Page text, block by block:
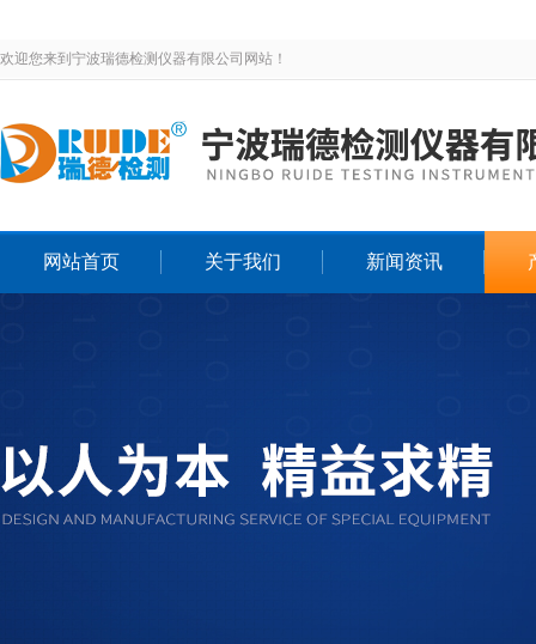
欢迎您来到宁波瑞德检测仪器有限公司网站！
网站首页 关于我们 新闻资讯